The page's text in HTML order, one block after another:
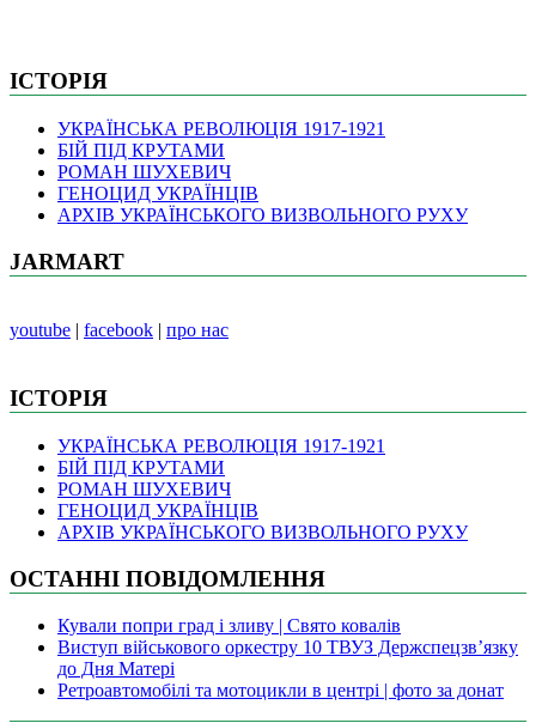
ІСТОРІЯ
УКРАЇНСЬКА РЕВОЛЮЦІЯ 1917-1921
БІЙ ПІД КРУТАМИ
РОМАН ШУХЕВИЧ
ГЕНОЦИД УКРАЇНЦІВ
АРХІВ УКРАЇНСЬКОГО ВИЗВОЛЬНОГО РУХУ
JARMART
youtube | facebook | про нас
ІСТОРІЯ
УКРАЇНСЬКА РЕВОЛЮЦІЯ 1917-1921
БІЙ ПІД КРУТАМИ
РОМАН ШУХЕВИЧ
ГЕНОЦИД УКРАЇНЦІВ
АРХІВ УКРАЇНСЬКОГО ВИЗВОЛЬНОГО РУХУ
ОСТАННІ ПОВІДОМЛЕННЯ
Кували попри град і зливу | Свято ковалів
Виступ військового оркестру 10 ТВУЗ Держспецзв’язку
до Дня Матері
Ретроавтомобілі та мотоцикли в центрі | фото за донат